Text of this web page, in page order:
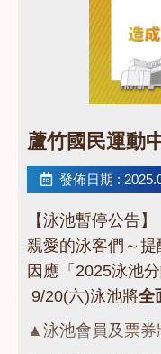
蘆竹國民運動
發佈日期 :
【泳池暫停公告】
親愛的泳客們～提
因應「2025泳池
9/20(六)泳池將全
▲泳池會員及票券